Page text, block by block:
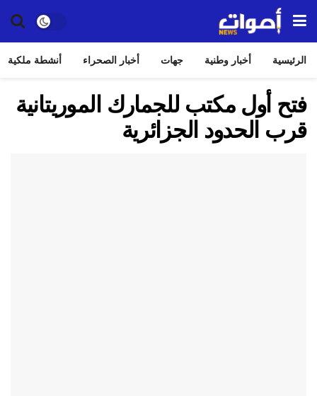
الرئيسية أخبار وطنية جهات أخبار الصحراء أنشطة ملكية
فتح أول مكتب للجمارك الموريتانية
قرب الحدود الجزائرية